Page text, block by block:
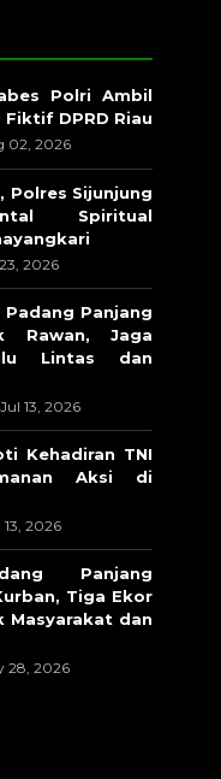
Polri Ambil
Fiktif DPRD Riau
02, 2026
Polres Sijunjung
Spiritual
2026
Panjang
Jaga
Lintas dan
Jul 13, 2026
Kehadiran TNI
Aksi di
13, 2026
Panjang
Tiga Ekor
Masyarakat dan
28, 2026